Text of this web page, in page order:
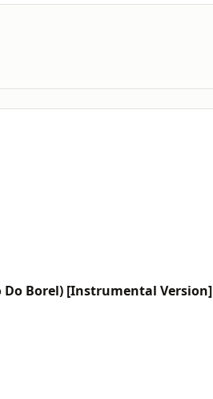
Do Borel) [Instrumental Version]